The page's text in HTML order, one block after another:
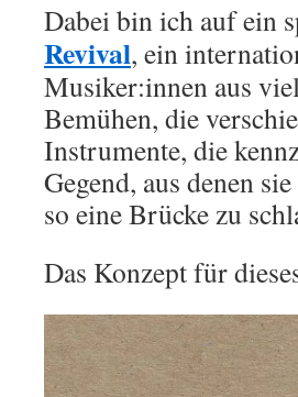
Dabei bin ich auf ein
Revival, ein
Musiker:innen aus
Bemühen, die
Instrumente, die
Gegend, aus denen
so eine Brücke zu
Das Konzept für